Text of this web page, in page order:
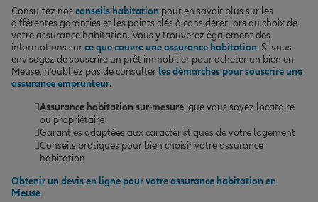
Consultez nos conseils habitation pour en savoir plus sur les
différentes garanties et les points clés à considérer lors du choix de
votre assurance habitation. Vous y trouverez également des
informations surce que couvre une assurance habitation. Si vous
envisagez de souscrire un prêt immobilier pour acheter un bien en
Meuse, n'oubliez pas de consulter les démarches pour souscrire une
assurance emprunteur.
Assurance habitation sur-mesure, que vous soyez locataire
ou propriétaire
Garanties adaptées aux caractéristiques de votre logement
Conseils pratiques pour bien choisir votre assurance
habitation
Obtenir un devis en ligne pour votre assurance habitation en
Meuse